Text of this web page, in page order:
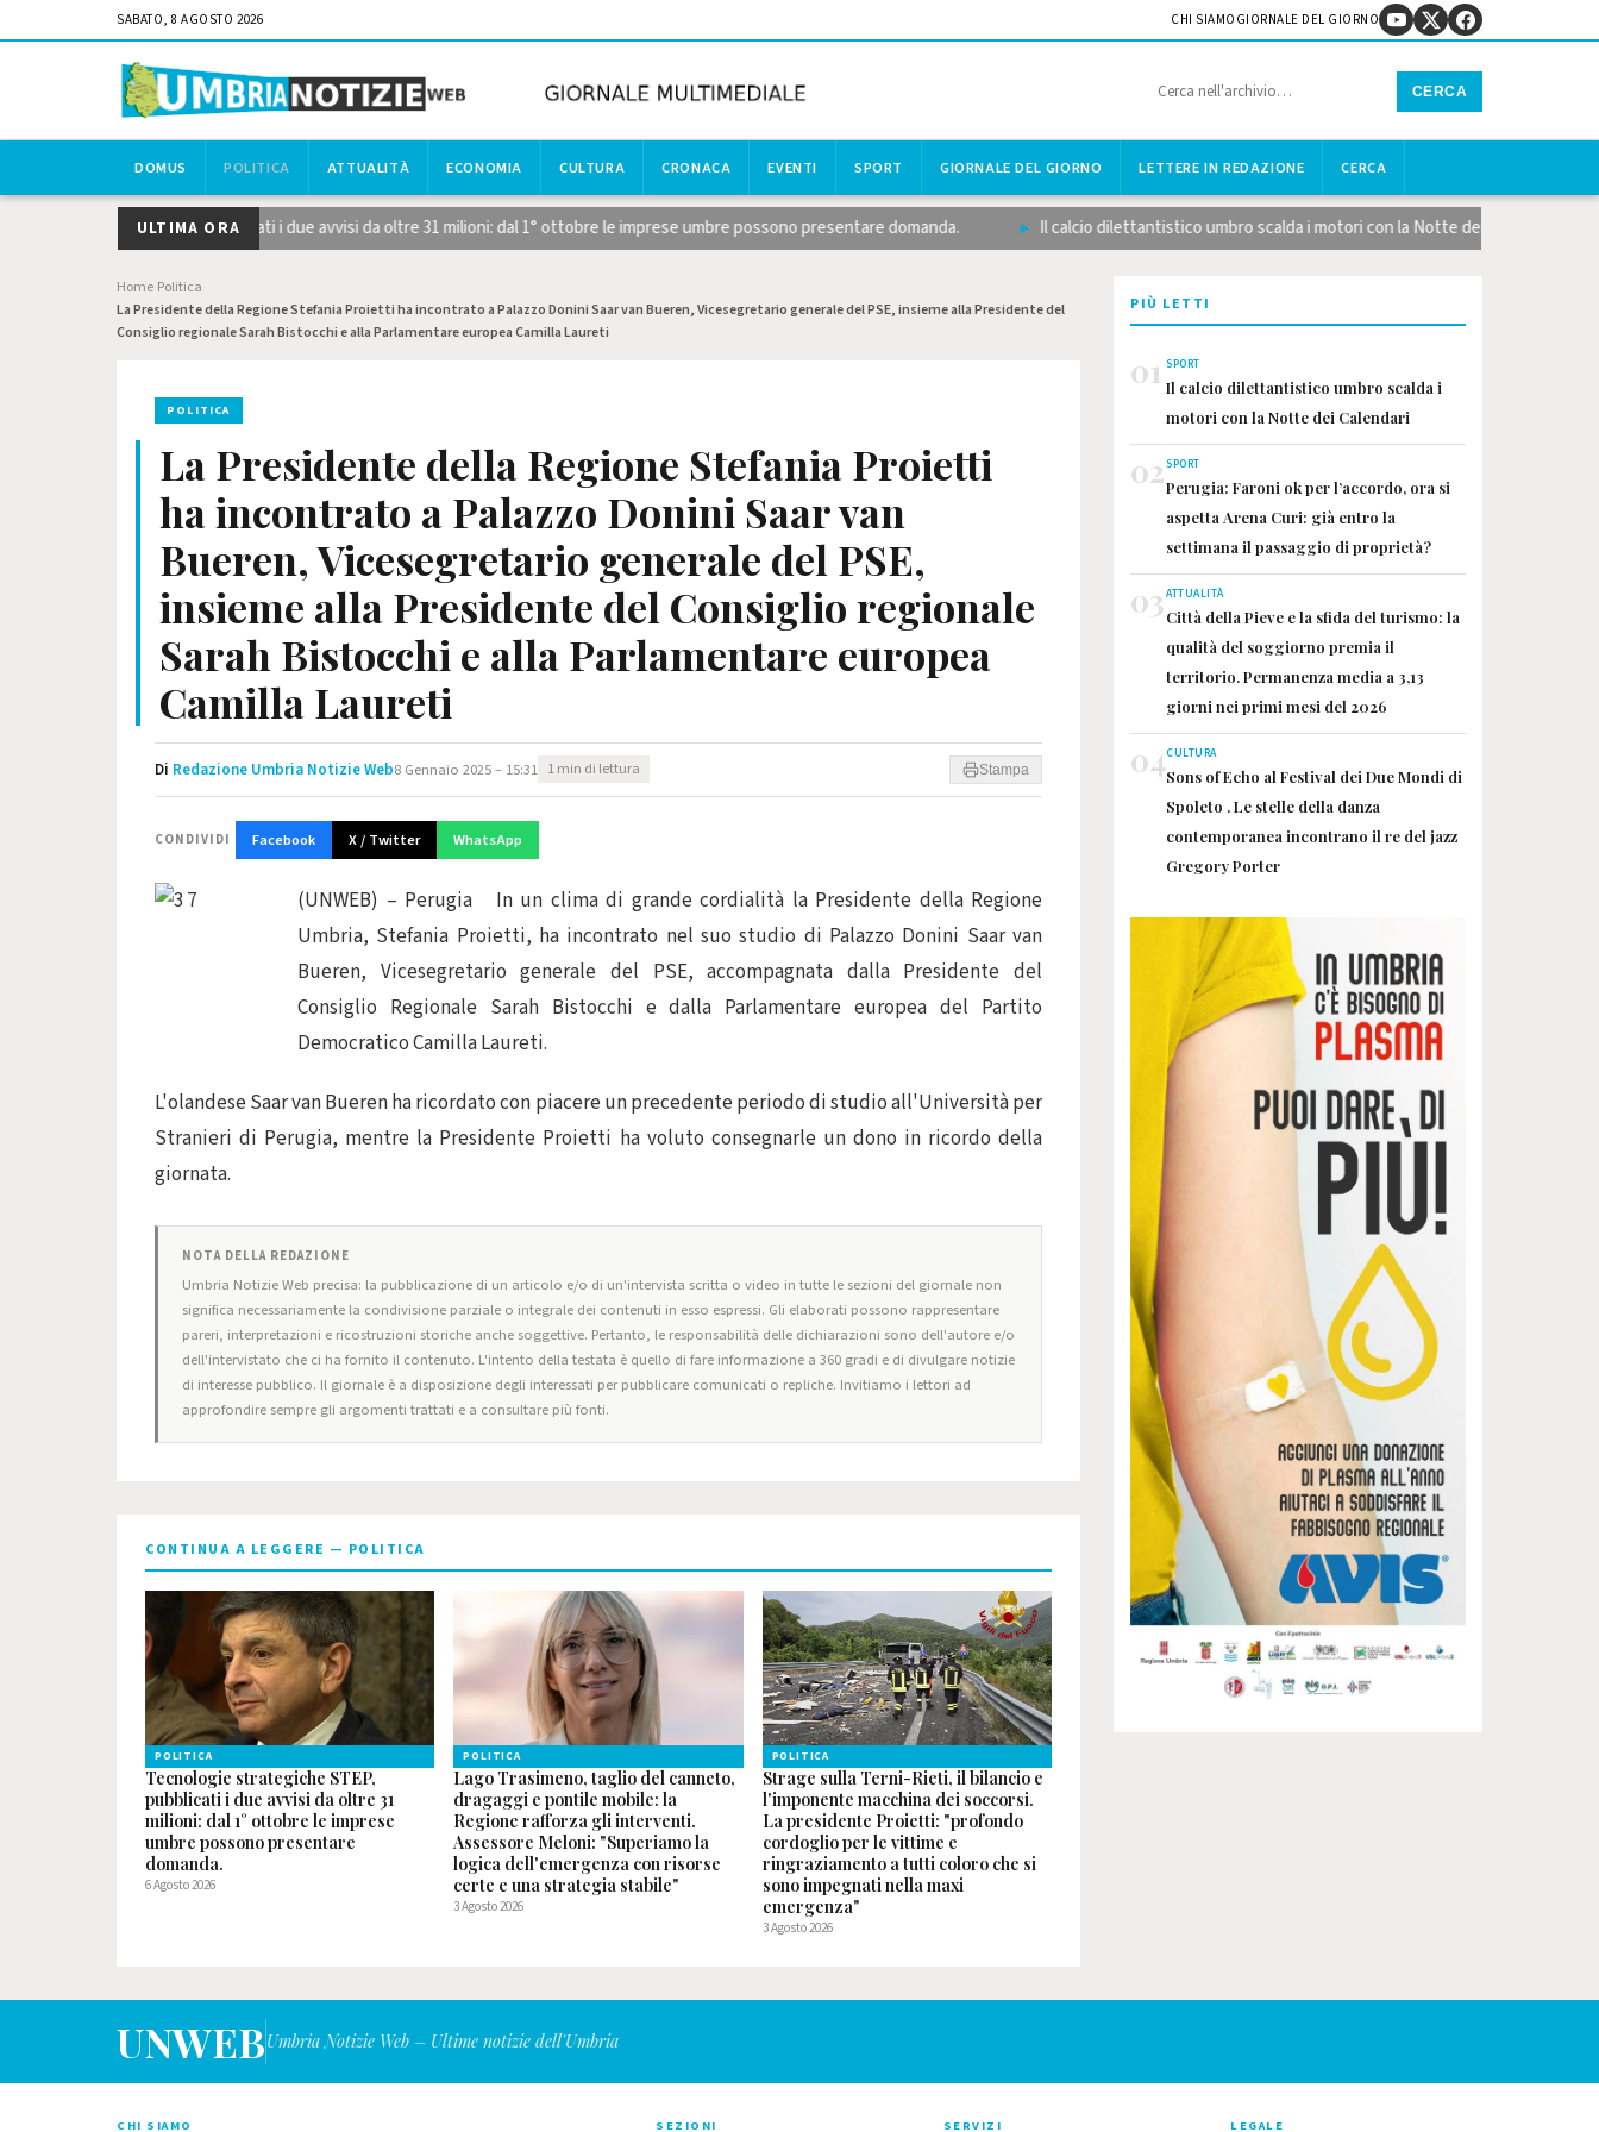
SABATO, 8 AGOSTO 2026 CHI SIAMO GIORNALE DEL GIORNO
CERCA
DOMUS POLITICA ATTUALITÀ ECONOMIA CULTURA CRONACA EVENTI SPORT GIORNALE DEL GIORNO LETTERE IN REDAZIONE CERCA
ULTIMA ORA
strategiche STEP, pubblicati i due avvisi da oltre 31 milioni: dal 1° ottobre le imprese umbre possono presentare domanda. Il calcio dilettantistico umbro scalda i motori con la Notte dei Calendari
Home Politica
La Presidente della Regione Stefania Proietti ha incontrato a Palazzo Donini Saar van Bueren, Vicesegretario generale del PSE, insieme alla Presidente del
Consiglio regionale Sarah Bistocchi e alla Parlamentare europea Camilla Laureti
POLITICA
La Presidente della Regione Stefania Proietti
ha incontrato a Palazzo Donini Saar van
Bueren, Vicesegretario generale del PSE,
insieme alla Presidente del Consiglio regionale
Sarah Bistocchi e alla Parlamentare europea
Camilla Laureti
Di Redazione Umbria Notizie Web8 Gennaio 2025 – 15:31 1 min di lettura Stampa
CONDIVIDI Facebook X / Twitter WhatsApp
(UNWEB) – Perugia In un clima di grande cordialità la Presidente della Regione
Umbria, Stefania Proietti, ha incontrato nel suo studio di Palazzo Donini Saar van
Bueren, Vicesegretario generale del PSE, accompagnata dalla Presidente del
Consiglio Regionale Sarah Bistocchi e dalla Parlamentare europea del Partito
Democratico Camilla Laureti.
L'olandese Saar van Bueren ha ricordato con piacere un precedente periodo di studio all'Università per
Stranieri di Perugia, mentre la Presidente Proietti ha voluto consegnarle un dono in ricordo della
giornata.
NOTA DELLA REDAZIONE
Umbria Notizie Web precisa: la pubblicazione di un articolo e/o di un'intervista scritta o video in tutte le sezioni del giornale non
significa necessariamente la condivisione parziale o integrale dei contenuti in esso espressi. Gli elaborati possono rappresentare
pareri, interpretazioni e ricostruzioni storiche anche soggettive. Pertanto, le responsabilità delle dichiarazioni sono dell'autore e/o
dell'intervistato che ci ha fornito il contenuto. L'intento della testata è quello di fare informazione a 360 gradi e di divulgare notizie
di interesse pubblico. Il giornale è a disposizione degli interessati per pubblicare comunicati o repliche. Invitiamo i lettori ad
approfondire sempre gli argomenti trattati e a consultare più fonti.
CONTINUA A LEGGERE — POLITICA
POLITICA
Tecnologie strategiche STEP,
pubblicati i due avvisi da oltre 31
milioni: dal 1° ottobre le imprese
umbre possono presentare
domanda.
6 Agosto 2026
POLITICA
Lago Trasimeno, taglio del canneto,
dragaggi e pontile mobile: la
Regione rafforza gli interventi.
Assessore Meloni: "Superiamo la
logica dell'emergenza con risorse
certe e una strategia stabile"
3 Agosto 2026
POLITICA
Strage sulla Terni-Rieti, il bilancio e
l'imponente macchina dei soccorsi.
La presidente Proietti: "profondo
cordoglio per le vittime e
ringraziamento a tutti coloro che si
sono impegnati nella maxi
emergenza"
3 Agosto 2026
PIÙ LETTI
01 SPORT
Il calcio dilettantistico umbro scalda i
motori con la Notte dei Calendari
02SPORT
Perugia: Faroni ok per l’accordo, ora si
aspetta Arena Curi: già entro la
settimana il passaggio di proprietà?
03ATTUALITÀ
Città della Pieve e la sfida del turismo: la
qualità del soggiorno premia il
territorio. Permanenza media a 3,13
giorni nei primi mesi del 2026
04CULTURA
Sons of Echo al Festival dei Due Mondi di
Spoleto . Le stelle della danza
contemporanea incontrano il re del jazz
Gregory Porter
UNWEBUmbria Notizie Web – Ultime notizie dell'Umbria
CHI SIAMO SEZIONI SERVIZI LEGALE